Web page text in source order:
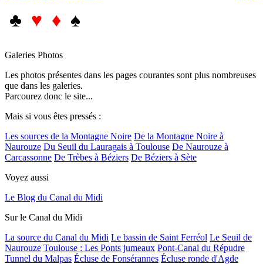
♣ ♥ ♦ ♠
Galeries Photos
Les photos présentes dans les pages courantes sont plus nombreuses
que dans les galeries.
Parcourez donc le site...
Mais si vous êtes pressés :
Les sources de la Montagne Noire De la Montagne Noire à
Naurouze Du Seuil du Lauragais à Toulouse De Naurouze à
Carcassonne De Trèbes à Béziers De Béziers à Sète
Voyez aussi
Le Blog du Canal du Midi
Sur le Canal du Midi
La source du Canal du Midi Le bassin de Saint Ferréol Le Seuil de
Naurouze Toulouse : Les Ponts jumeaux Pont-Canal du Répudre
Tunnel du Malpas Écluse de Fonsérannes Écluse ronde d'Agde